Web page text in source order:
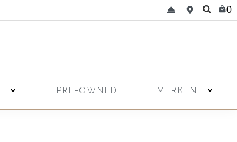
0
PRE-OWNED MERKEN